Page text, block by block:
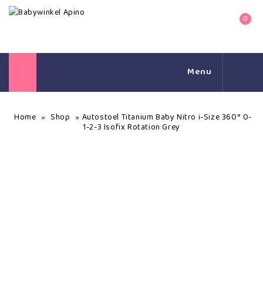
0
Menu
Home » Shop » Autostoel Titanium Baby Nitro i-Size 360° 0-
1-2-3 Isofix Rotation Grey